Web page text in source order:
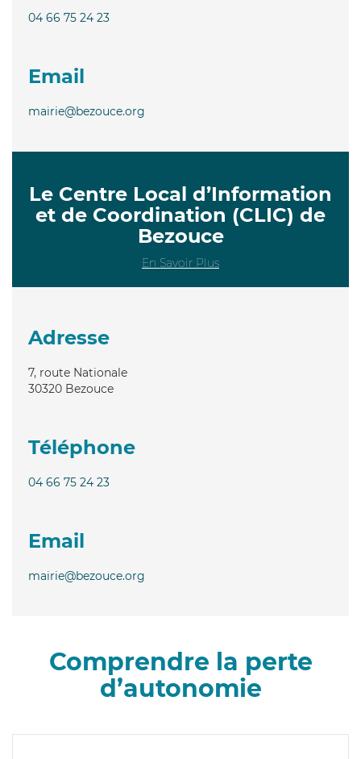
04 66 75 24 23
Email
mairie@bezouce.org
Le Centre Local d’Information
et de Coordination (CLIC) de
Bezouce
En Savoir Plus
Adresse
7, route Nationale
30320 Bezouce
Téléphone
04 66 75 24 23
Email
mairie@bezouce.org
Comprendre la perte
d’autonomie